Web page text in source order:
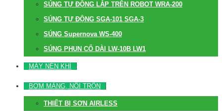
SÚNG TỰ ĐỘNG LẮP TRÊN ROBOT WRA-200
SÚNG TỰ ĐỘNG SGA-101 SGA-3
SÚNG Supernova WS-400
SÚNG PHUN CỔ DÀI LW-10B LW1
MÁY NÉN KHÍ
BƠM MÀNG, NỒI TRỘN
THIẾT BỊ SƠN AIRLESS